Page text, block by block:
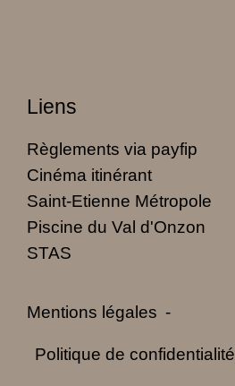
Liens
Règlements via payfip
Cinéma itinérant
Saint-Etienne Métropole
Piscine du Val d'Onzon
STAS
Mentions légales -
Politique de confidentialité